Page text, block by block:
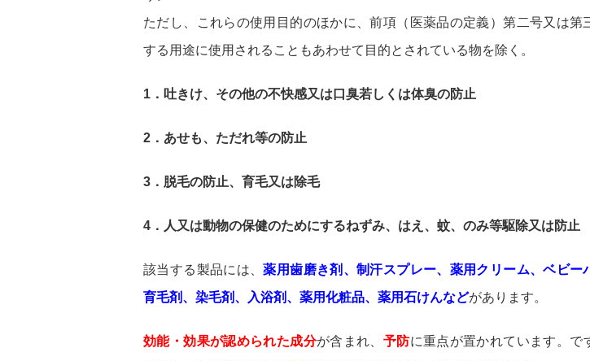
ただし、これらの使用目的のほかに、前項（医薬品の定義）第二号又は第
する用途に使用されることもあわせて目的とされている物を除く。
1．吐きけ、その他の不快感又は口臭若しくは体臭の防止
2．あせも、ただれ等の防止
3．脱毛の防止、育毛又は除毛
4．人又は動物の保健のためにするねずみ、はえ、蚊、のみ等駆除又は防止
該当する製品には、薬用歯磨き剤、制汗スプレー、薬用クリーム、ベビー
育毛剤、染毛剤、入浴剤、薬用化粧品、薬用石けんなどがあります。
効能・効果が認められた成分が含まれ、 予防に重点が置かれています。で